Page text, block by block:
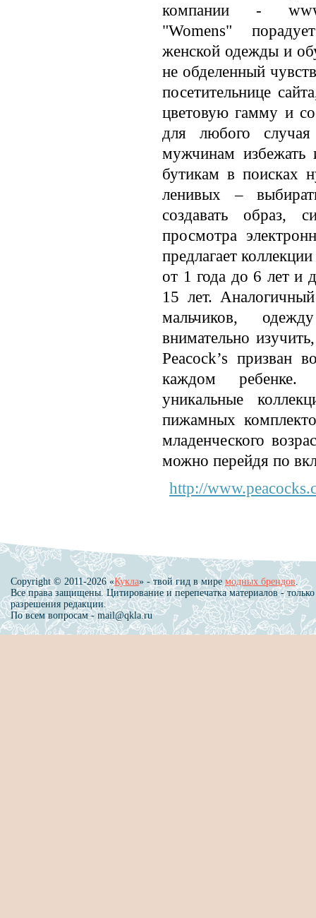
компании -
"Womens"
женской одежды и
не обделенный
посетительнице
цветовую гамму и
для любого
мужчинам избежать
бутикам в поисках
ленивых –
создавать образ,
просмотра
предлагает
от 1 года до 6 лет и
15 лет.
мальчиков,
внимательно
Peacock’s призван
каждом
уникальные
пижамных
младенческого
можно перейдя по
http://
Copyright © 2011-2026 «Кукла» - твой гид в мире модных брендов.
Все права защищены. Цитирование и перепечатка материалов - только
разрешения редакции.
По всем вопросам - mail@qkla.ru